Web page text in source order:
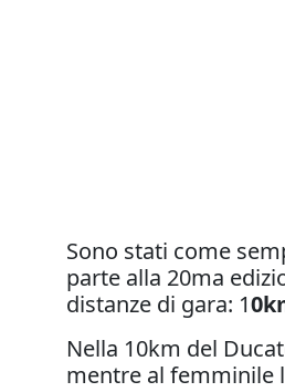
Sono stati come
parte alla 20ma
distanze di gara: 1
Nella 10km del
mentre al femminile